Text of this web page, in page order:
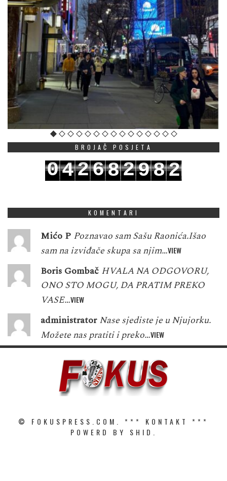
BROJAČ POSJETA
042682982
KOMENTARI
Mićo P Poznavao sam Sašu Raonića.Išao
sam na izviđače skupa sa njim…VIEW
Boris Gombač HVALA NA ODGOVORU,
ONO STO MOGU, DA PRATIM PREKO
VASE…VIEW
administrator Nase sjediste je u Njujorku.
Možete nas pratiti i preko…VIEW
© FOKUSPRESS.COM. *** KONTAKT
***
POWERD BY SHID.